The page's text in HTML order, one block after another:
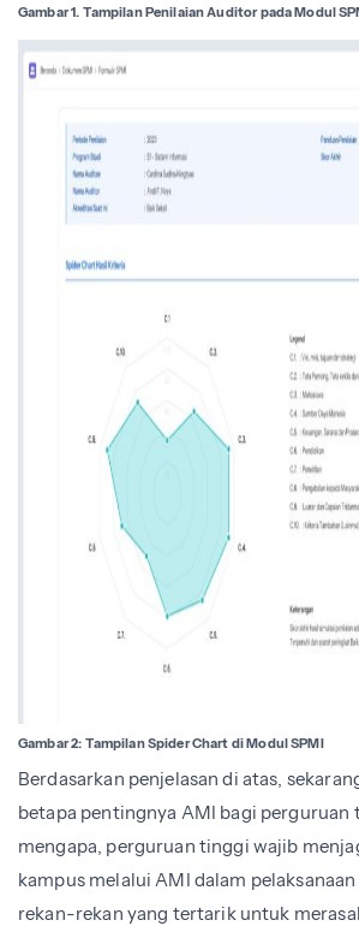
Gambar 1. Tampilan Penilaian Auditor pada Modul
Gambar 2: Tampilan Spider Chart di Modul SPMI
Berdasarkan penjelasan di atas,
betapa pentingnya AMI bagi perguruan
mengapa, perguruan tinggi wajib
kampus melalui AMI dalam pelaksanaan
rekan-rekan yang tertarik untuk